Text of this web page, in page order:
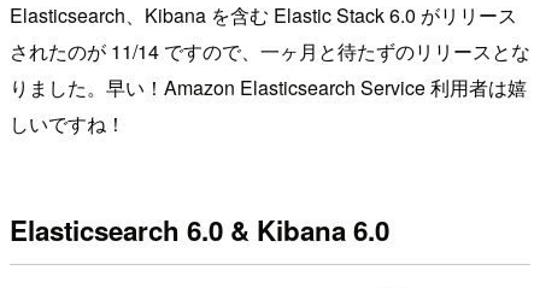
Elasticsearch、Kibana を含む Elastic Stack 6.0 がリリース
されたのが 11/14 ですので、一ヶ月と待たずのリリースとな
りました。早い！Amazon Elasticsearch Service 利用者は嬉
しいですね！
Elasticsearch 6.0 & Kibana 6.0